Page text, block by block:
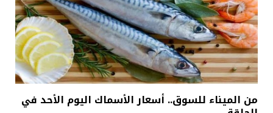
من الميناء للسوق.. أسعار الأسماك اليوم الأحد في